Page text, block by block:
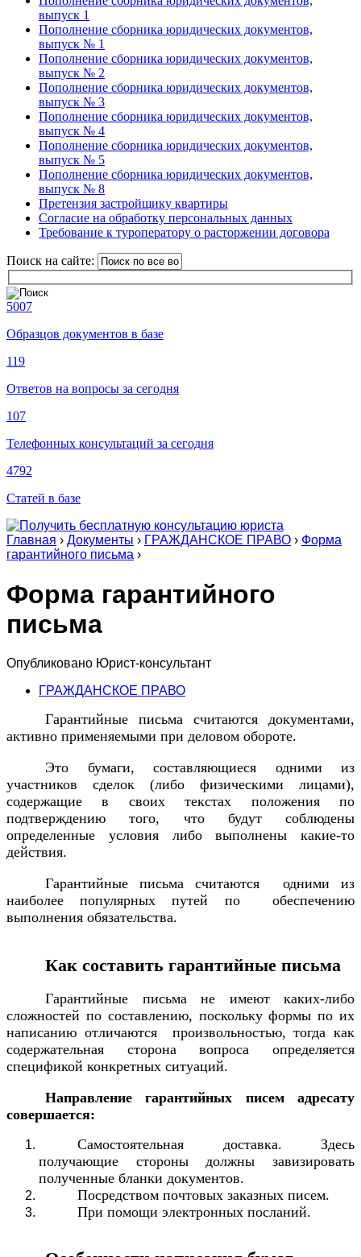
выпуск 1
Пополнение сборника юридических документов,
выпуск № 1
Пополнение сборника юридических документов,
выпуск № 2
Пополнение сборника юридических документов,
выпуск № 3
Пополнение сборника юридических документов,
выпуск № 4
Пополнение сборника юридических документов,
выпуск № 5
Пополнение сборника юридических документов,
выпуск № 8
Претензия застройщику квартиры
Согласие на обработку персональных данных
Требование к туроператору о расторжении договора
Поиск на сайте:
5007
Образцов документов в базе
119
Ответов на вопросы за сегодня
107
Телефонных консультаций за сегодня
4792
Статей в базе
Главная › Документы › ГРАЖДАНСКОЕ ПРАВО › Форма
гарантийного письма ›
Форма гарантийного
письма
Опубликовано Юрист-консультант
ГРАЖДАНСКОЕ ПРАВО
Гарантийные письма считаются документами,
активно применяемыми при деловом обороте.
Это бумаги, составляющиеся одними из
участников сделок (либо физическими лицами),
содержащие в своих текстах положения по
подтверждению того, что будут соблюдены
определенные условия либо выполнены какие-то
действия.
Гарантийные письма считаются одними из
наиболее популярных путей по обеспечению
выполнения обязательства.
Как составить гарантийные письма
Гарантийные письма не имеют каких-либо
сложностей по составлению, поскольку формы по их
написанию отличаются произвольностью, тогда как
содержательная сторона вопроса определяется
спецификой конкретных ситуаций.
Направление гарантийных писем адресату
совершается:
Самостоятельная доставка. Здесь
получающие стороны должны завизировать
полученные бланки документов.
Посредством почтовых заказных писем.
При помощи электронных посланий.